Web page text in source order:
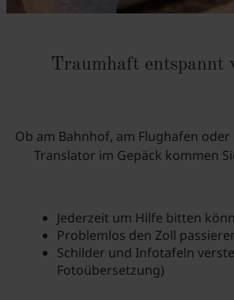
Traumhaft entspannt
Ob am Bahnhof, am Flughafen oder
Translator im Gepäck kommen
Jederzeit um Hilfe bitten
Problemlos den Zoll
Schilder und Infotafeln
Fotoübersetzung)